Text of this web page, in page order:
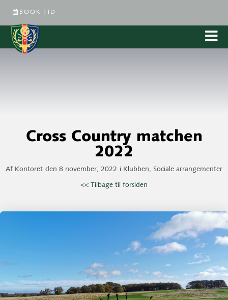
BOOK TID
Cross Country matchen
2022
Af Kontoret den 8 november, 2022 i Klubben, Sociale arrangementer
<< Tilbage til forsiden